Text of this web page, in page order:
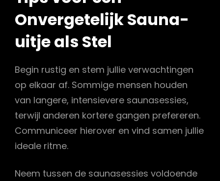
Onvergetelijk Sauna-
uitje als Stel
Begin rustig en stem jullie verwachtingen
op elkaar af. Sommige mensen houden
van langere, intensievere saunasessies,
terwijl anderen kortere gangen prefereren.
Communiceer hierover en vind samen jullie
ideale ritme.
Neem tussen de saunasessies voldoende